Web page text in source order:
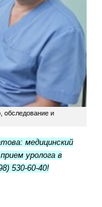
обследование и
медицинский
уролога в
530-60-40!